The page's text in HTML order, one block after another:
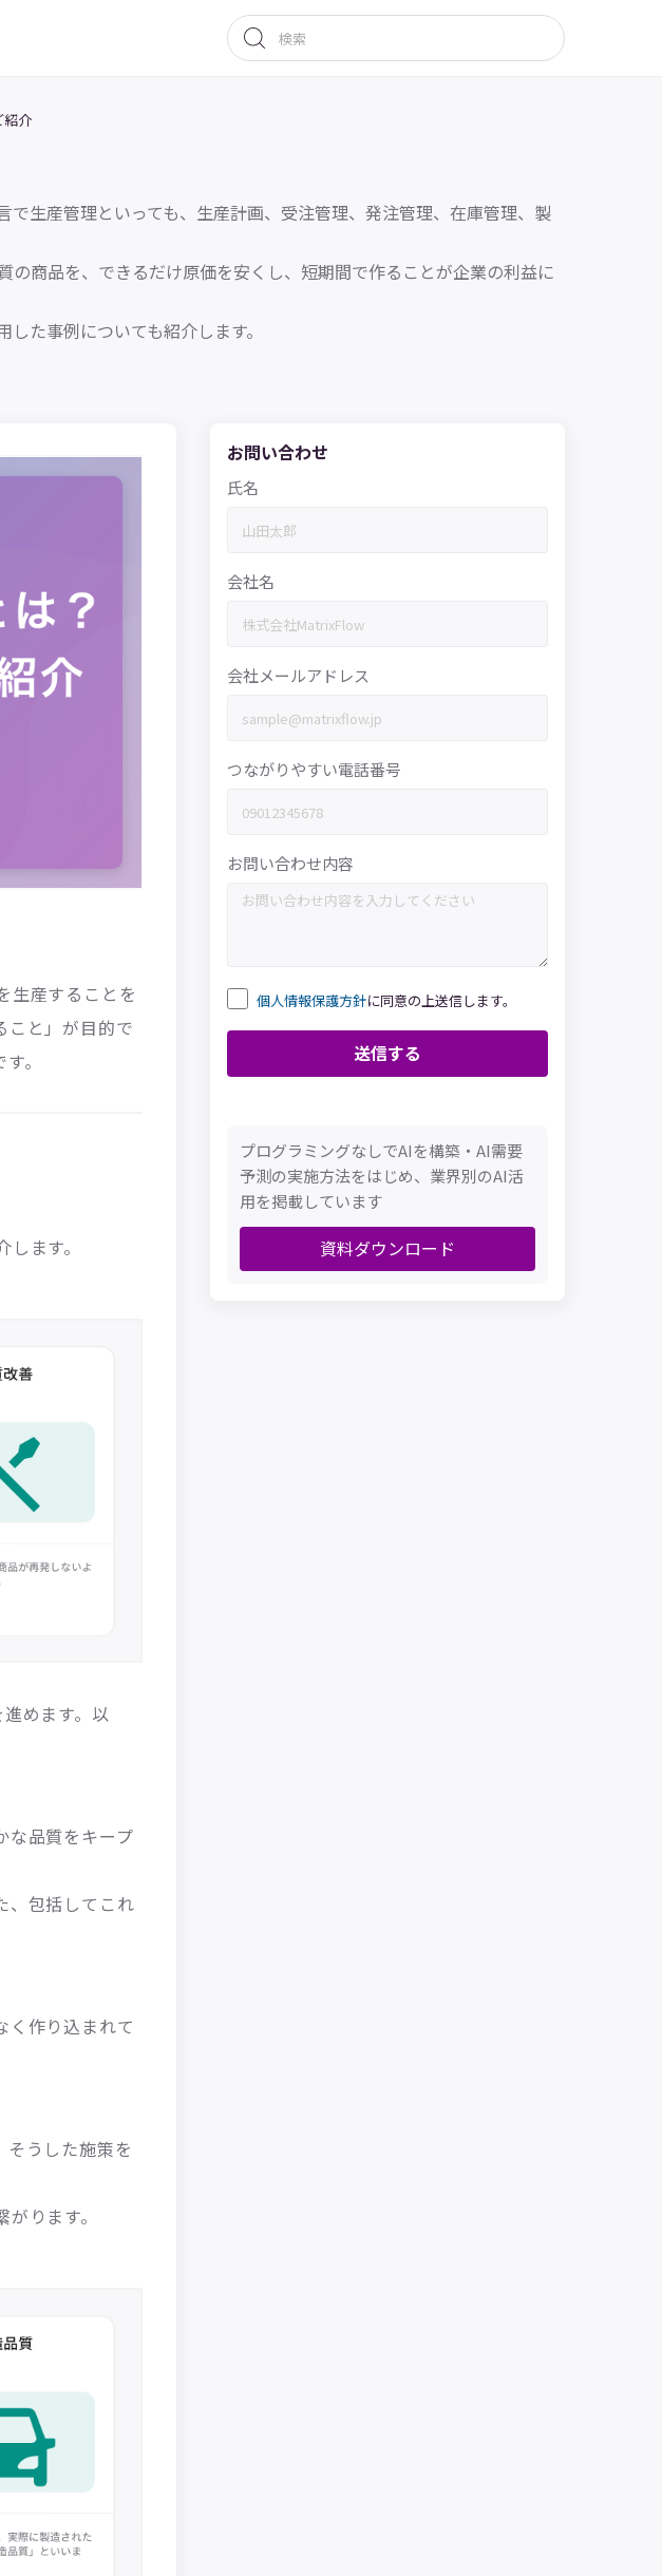
紹介
生産管理といっても、生産計画、受注管理、発注管理、在庫管理、製
商品を、できるだけ原価を安くし、短期間で作ることが企業の利益に
生産することを
こと」が目的で
。
ます。
めます。以
な品質をキープ
、包括してこれ
く作り込まれて
うした施策を
ります。
お問い合わせ
氏名
会社名
会社メールアドレス
つながりやすい電話番号
お問い合わせ内容
個人情報保護方針に同意の上送信します。
プログラミングなしでAIを構築・AI需要
予測の実施方法をはじめ、業界別のAI活
用を掲載しています
資料ダウンロード